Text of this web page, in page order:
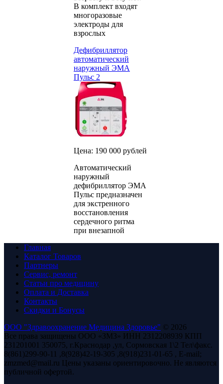
В комплект входят
многоразовые
электроды для
взрослых
Дефибриллятор
автоматический
наружный ЭМА
Пульс 2
Цена: 190 000 рублей
Автоматический
наружный
дефибриллятор ЭМА
Пульс предназначен
для экстренного
восстановления
сердечного ритма
при внезапной
Главная
Каталог Товаров
Партнеры
Сервис, ремонт
Статьи про медицину
Оплата и Доставка
Контакты
Скидки и Бонусы
ООО "Здравоохранение Медицина Здоровье" © 2026
Все права защищены ООО «ЗМЗ» ИНН 2312208939 КПП
231201001 350075, г.Краснодар ,ул, Сормовская 1\2 Тел\факс.
8(861)299-90-11 ,8(928)42-19-305 ,8(918)231-01-65 , E-mail;
zmzmed@mail.ru Цены указаны ориентировочно. Не являются
публичной офертой.